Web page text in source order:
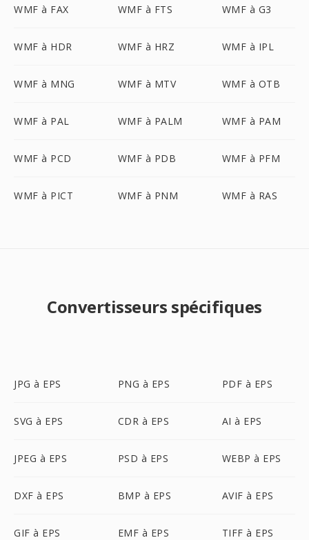
WMF à FAX WMF à FTS WMF à G3
WMF à HDR WMF à HRZ WMF à IPL
WMF à MNG WMF à MTV WMF à OTB
WMF à PAL WMF à PALM WMF à PAM
WMF à PCD WMF à PDB WMF à PFM
WMF à PICT WMF à PNM WMF à RAS
Convertisseurs spécifiques
JPG à EPS PNG à EPS PDF à EPS
SVG à EPS CDR à EPS AI à EPS
JPEG à EPS PSD à EPS WEBP à EPS
DXF à EPS BMP à EPS AVIF à EPS
GIF à EPS EMF à EPS TIFF à EPS